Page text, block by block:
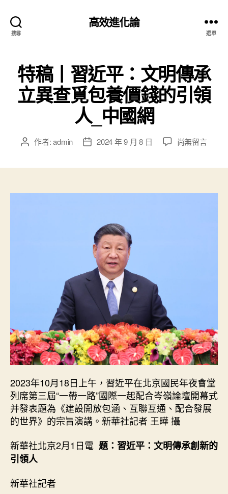
搜尋
高效進化論
選單
特稿丨習近平：文明傳承
立異查覓包養價錢的引領
人_中國網
文 作者:admin
文 2024 年 9 月 8 日
在
價
錢
的
引
領
人
_
中
國
中
尚無留言
2023年10月18日上午，習近平在北京國民年夜會堂
列席第三屆“一帶一路”國際一起配合岑嶺論壇開幕式
并發表題為《建設開放包涵、互聯互通、配合發展
的世界》的宗旨演講。新華社記者 王曄 攝
新華社北京2月1日電 題：習近平：文明傳承創新的
引領人
新華社記者